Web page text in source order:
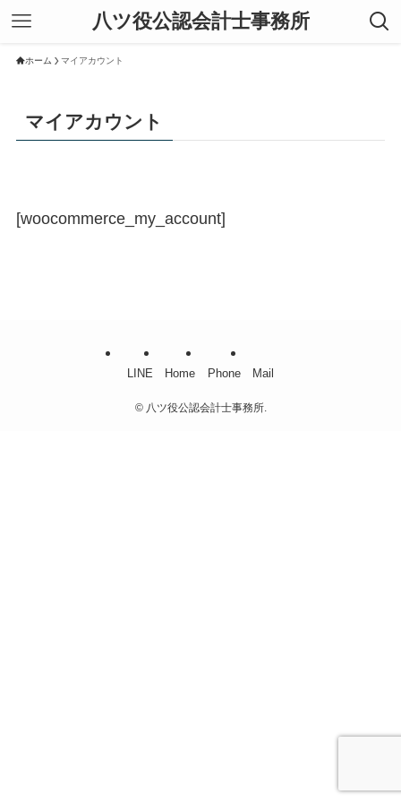
八ツ役公認会計士事務所
ホーム マイアカウント
マイアカウント
[woocommerce_my_account]
LINE Home Phone Mail
©八ツ役公認会計士事務所.